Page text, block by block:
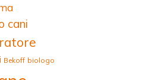
cani
Bekoff biologo